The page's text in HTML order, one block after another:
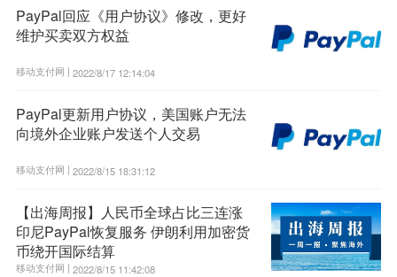
PayPal回应《用户协议》修改，更好
维护买卖双方权益
移动支付网 | 2022/8/17 12:14:04
PayPal更新用户协议，美国账户无法
向境外企业账户发送个人交易
移动支付网 | 2022/8/15 18:31:12
【出海周报】人民币全球占比三连涨
印尼PayPal恢复服务 伊朗利用加密货
币绕开国际结算
移动支付网 | 2022/8/15 11:42:08